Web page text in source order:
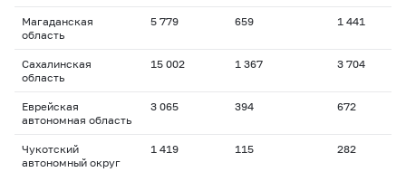
Магаданская
область
5 779 659 1 441
Сахалинская
область
15 002 1 367 3 704
Еврейская
автономная область
3 065 394 672
Чукотский
автономный округ
1 419 115 282